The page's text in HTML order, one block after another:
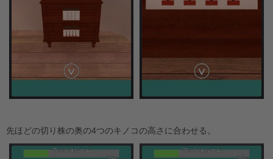
先ほどの切り株の奥の4つのキノコの高さに合わせる。